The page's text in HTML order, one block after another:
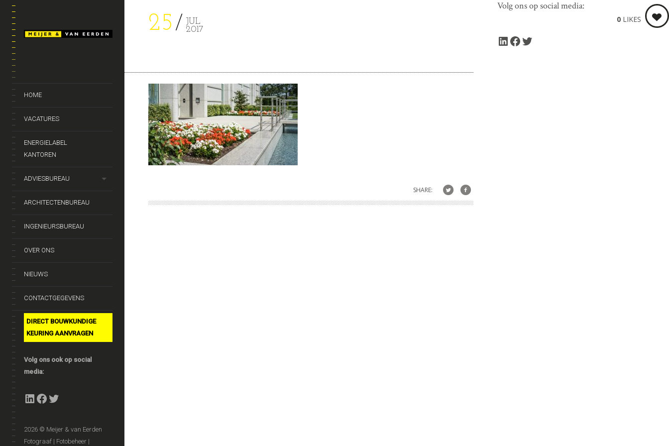
HOME
VACATURES
ENERGIELABEL
KANTOREN
ADVIESBUREAU
ARCHITECTENBUREAU
INGENIEURSBUREAU
OVER ONS
NIEUWS
CONTACTGEGEVENS
DIRECT BOUWKUNDIGE
KEURING AANVRAGEN
Volg ons ook op social
media:
LinkedIn
Facebook
2026 © Meijer & van Eerden
Fotograaf | Fotobeheer |
25
JUL
2017
0 LIKES
SHARE:
Volg ons op social media:
LinkedIn Facebook